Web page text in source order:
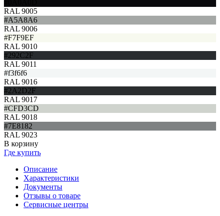
RAL 9005
#A5A8A6
RAL 9006
#F7F9EF
RAL 9010
#292C2F
RAL 9011
#f3f6f6
RAL 9016
#2A2D2F
RAL 9017
#CFD3CD
RAL 9018
#7E8182
RAL 9023
В корзину
Где купить
Описание
Характеристики
Документы
Отзывы о товаре
Сервисные центры